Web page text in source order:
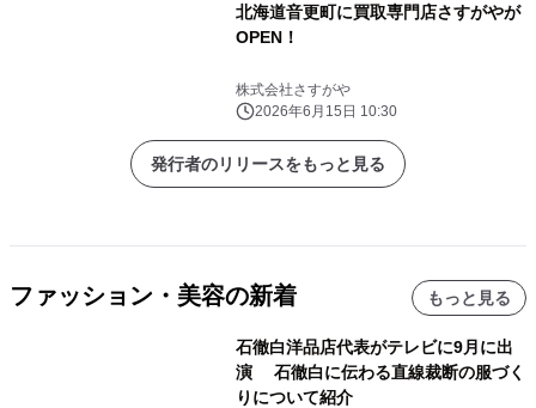
北海道音更町に買取専門店さすがやが
OPEN！
株式会社さすがや
2026年6月15日 10:30
発行者のリリースをもっと見る
ファッション・美容の新着 もっと見る
石徹白洋品店代表がテレビに9月に出
演 石徹白に伝わる直線裁断の服づく
りについて紹介